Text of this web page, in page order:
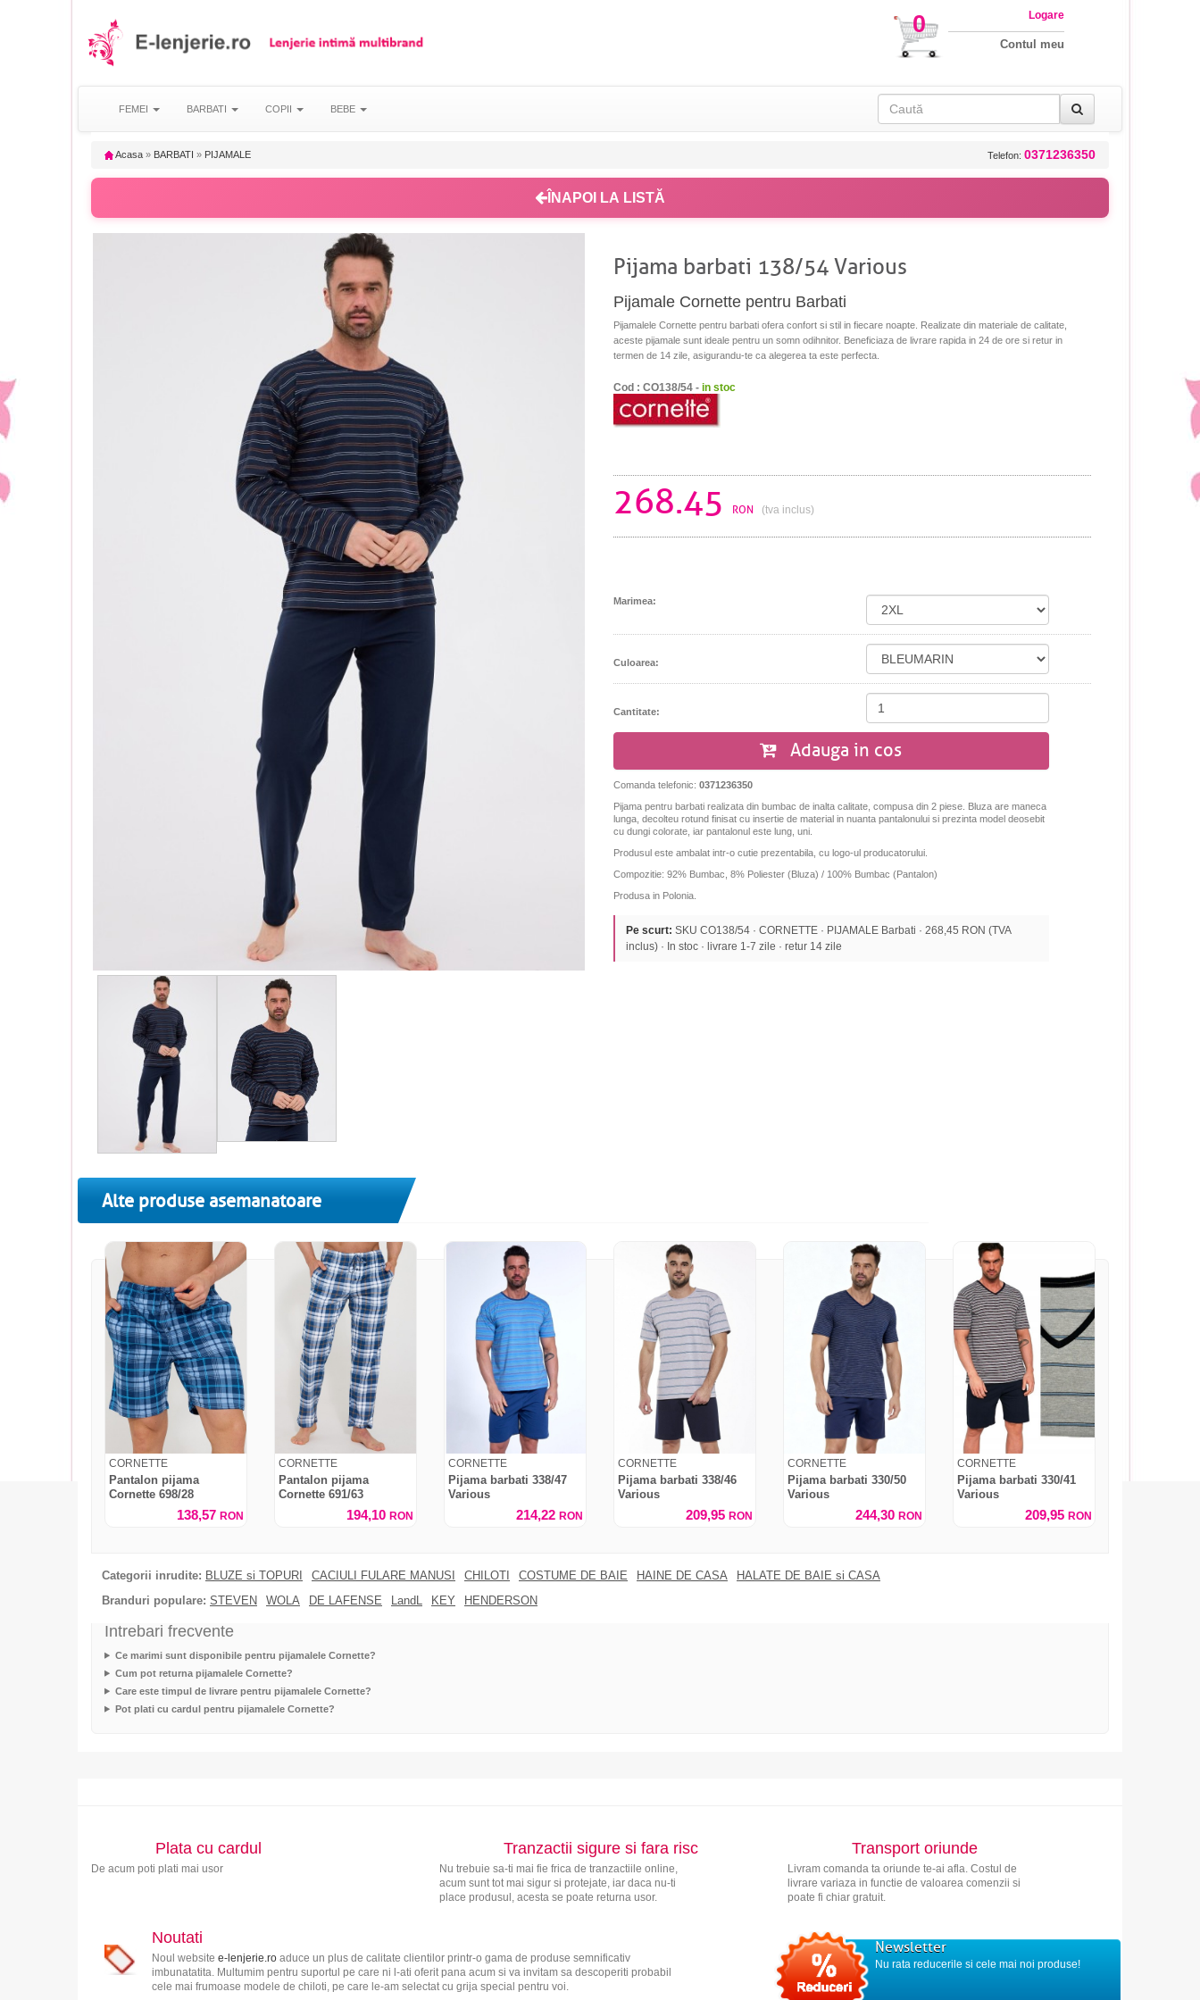
0 Logare
Contul meu
FEMEI BARBATI COPII BEBE
Acasa » BARBATI » PIJAMALE Telefon: 0371236350
ÎNAPOI LA LISTĂ
Pijama barbati 138/54 Various
Pijamale Cornette pentru Barbati
Pijamalele Cornette pentru barbati ofera confort si stil in fiecare noapte. Realizate din materiale de calitate,
aceste pijamale sunt ideale pentru un somn odihnitor. Beneficiaza de livrare rapida in 24 de ore si retur in
termen de 14 zile, asigurandu-te ca alegerea ta este perfecta.
Cod : CO138/54 - in stoc
268.45 RON (tva inclus)
Marimea:
Culoarea:
Cantitate:
Adauga in cos
Comanda telefonic: 0371236350
Pijama pentru barbati realizata din bumbac de inalta calitate, compusa din 2 piese. Bluza are maneca
lunga, decolteu rotund finisat cu insertie de material in nuanta pantalonului si prezinta model deosebit
cu dungi colorate, iar pantalonul este lung, uni.
Produsul este ambalat intr-o cutie prezentabila, cu logo-ul producatorului.
Compozitie: 92% Bumbac, 8% Poliester (Bluza) / 100% Bumbac (Pantalon)
Produsa in Polonia.
Pe scurt: SKU CO138/54 · CORNETTE · PIJAMALE Barbati · 268,45 RON (TVA
inclus) · In stoc · livrare 1-7 zile · retur 14 zile
Alte produse asemanatoare
CORNETTE
Pantalon pijama
Cornette 698/28
138,57 RON
CORNETTE
Pantalon pijama
Cornette 691/63
194,10 RON
CORNETTE
Pijama barbati 338/47
Various
214,22 RON
CORNETTE
Pijama barbati 338/46
Various
209,95 RON
CORNETTE
Pijama barbati 330/50
Various
244,30 RON
CORNETTE
Pijama barbati 330/41
Various
209,95 RON
Categorii inrudite: BLUZE si TOPURI CACIULI FULARE MANUSI CHILOTI COSTUME DE BAIE HAINE DE CASA
HALATE DE BAIE si CASA
Branduri populare: STEVEN WOLA DE LAFENSE LandL KEY HENDERSON
Intrebari frecvente
Ce marimi sunt disponibile pentru pijamalele Cornette?
Cum pot returna pijamalele Cornette?
Care este timpul de livrare pentru pijamalele Cornette?
Pot plati cu cardul pentru pijamalele Cornette?
Plata cu cardul
De acum poti plati mai usor
Tranzactii sigure si fara risc
Nu trebuie sa-ti mai fie frica de tranzactiile online,
acum sunt tot mai sigur si protejate, iar daca nu-ti
place produsul, acesta se poate returna usor.
Transport oriunde
Livram comanda ta oriunde te-ai afla. Costul de
livrare variaza in functie de valoarea comenzii si
poate fi chiar gratuit.
Noutati
Noul website e-lenjerie.roaduce un plus de calitate clientilor printr-o gama de produse semnificativ
imbunatatita. Multumim pentru suportul pe care ni l-ati oferit pana acum si va invitam sa descoperiti probabil
cele mai frumoase modele de chiloti, pe care le-am selectat cu grija special pentru voi.
Newsletter
Nu rata reducerile si cele mai noi produse!